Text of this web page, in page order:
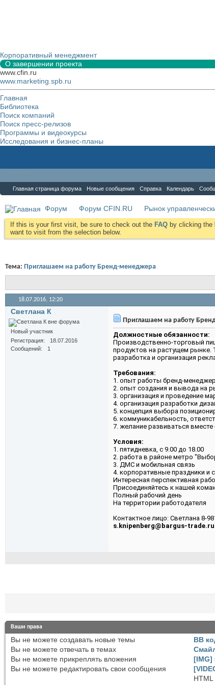
Корпоративный менеджмент
О завершении проекта
www.cfin.ru
www.marketing.spb.ru
Главная
Библиотека
Поиск компаний
Поиск пресс-релизов
Программы и видеокурсы
Исследования и бизнес-планы
Главная страница форума Новые сообщения Справка Календарь
Форум Форум CFIN.RU Рынок
If this is your first visit, be sure to check out the FAQ by clicking the
want to visit from the selection below.
Тема: Приглашаем на работу Бренд-менеджера
18.07.2016, 12:20
Светлана К
Новый участник
Регистрация
18.07.2016
Сообщений
1
Приглашаем на работу
Должностные обязанности:
Производственно-торговый
продуктов на растущем рынке.
разработка и организация
Требования:
1. опыт работы бренд-
2. опыт создания и вывода на
3. организация и проведение
4. организация разработки
5. концепция выбора
6. коммуникабельность,
7. желание развиваться вместе
Условия:
1. пятидневка, с 9.00 до 18.00
2. работа в районе метро
3. ДМС и мобильная связь
4. корпоративные праздники
Интересная перспективная
Присоединяйтесь к нашей
Полный рабочий день
На территории работодателя
Контактное лицо: Светлана 8-
s.knipenberg@bargus-trade.ru
Ваши права
Вы не можете создавать новые темы
Вы не можете отвечать в темах
Вы не можете прикреплять вложения
Вы не можете редактировать свои сообщения
BB
[IMG]
HTML